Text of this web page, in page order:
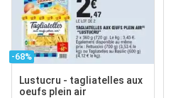
-68%
Lustucru - tagliatelles aux
oeufs plein air